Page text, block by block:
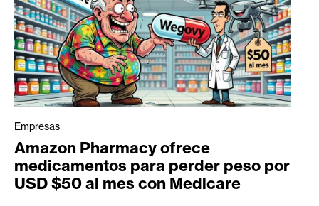
Empresas
Amazon Pharmacy ofrece
medicamentos para perder peso por
USD $50 al mes con Medicare